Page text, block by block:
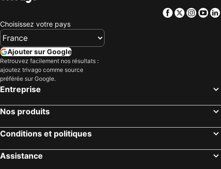
Facebook
Twitter
Choisissez votre pays
Ajouter sur Google
Retrouvez facilement nos résultats :
ajoutez trivago comme source
préférée sur Google.
Entreprise
Nos produits
Conditions et politiques
Assistance